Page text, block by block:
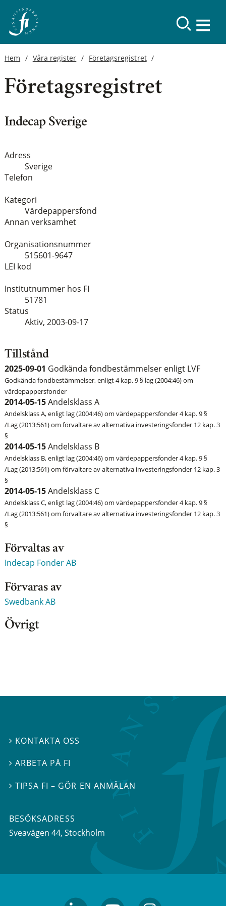
Hem Våra register Företagsregistret
Företagsregistret
Indecap Sverige
Adress
Sverige
Telefon
Kategori
Värdepappersfond
Annan verksamhet
Organisationsnummer
515601-9647
LEI kod
Institutnummer hos FI
51781
Status
Aktiv, 2003-09-17
Tillstånd
2025-09-01 Godkända fondbestämmelser enligt LVF
Godkända fondbestämmelser, enligt 4 kap. 9 § lag (2004:46) om
värdepappersfonder
2014-05-15Andelsklass A
Andelsklass A, enligt lag (2004:46) om värdepappersfonder 4 kap. 9 §
/Lag (2013:561) om förvaltare av alternativa investeringsfonder 12 kap. 3
§
2014-05-15Andelsklass B
Andelsklass B, enligt lag (2004:46) om värdepappersfonder 4 kap. 9 §
/Lag (2013:561) om förvaltare av alternativa investeringsfonder 12 kap. 3
§
2014-05-15Andelsklass C
Andelsklass C, enligt lag (2004:46) om värdepappersfonder 4 kap. 9 §
/Lag (2013:561) om förvaltare av alternativa investeringsfonder 12 kap. 3
§
Förvaltas av
Indecap Fonder AB
Förvaras av
Swedbank AB
Övrigt
 KONTAKTA OSS
 ARBETA PÅ FI
TIPSA FI – GÖR EN ANMÄLAN
BESÖKSADRESS
Sveavägen 44, Stockholm